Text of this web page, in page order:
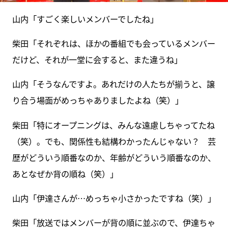
山内「すごく楽しいメンバーでしたね」
柴田「それぞれは、ほかの番組でも会っているメンバー
だけど、それが一堂に会すると、また違うね」
山内「そうなんですよ。あれだけの人たちが揃うと、譲
り合う場面がめっちゃありましたよね（笑）」
柴田「特にオープニングは、みんな遠慮しちゃってたね
（笑）。でも、関係性も結構わかったんじゃない？ 芸
歴がどういう順番なのか、年齢がどういう順番なのか、
あとなぜか背の順ね（笑）」
山内「伊達さんが…めっちゃ小さかったですね（笑）」
柴田「放送ではメンバーが背の順に並ぶので、伊達ちゃ